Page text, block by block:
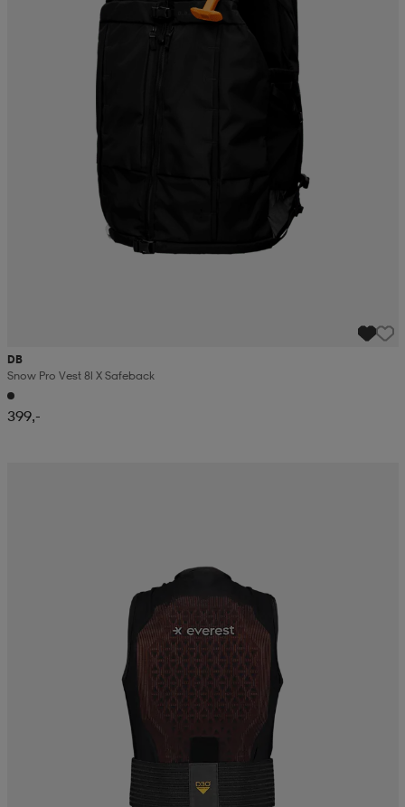
DB
Snow Pro Vest 8l X Safeback
399,-